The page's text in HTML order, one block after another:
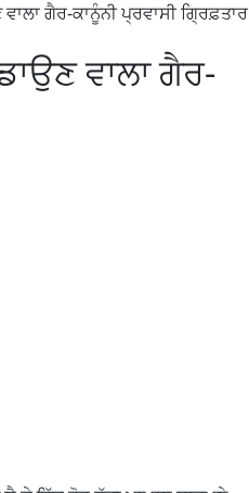
ਗੈਰ-ਕਾਨੂੰਨੀ ਪ੍ਰਵਾਸੀ ਗ੍ਰਿਫ਼ਤਾਰ
ਵਾਲਾ ਗੈਰ-